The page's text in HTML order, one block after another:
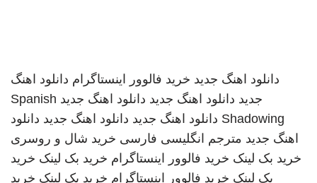
دانلود اهنگ جدید خرید فالوور اینستاگرام دانلود اهنگ
جدید دانلود اهنگ جدید دانلود اهنگ جدید Spanish
Shadowing دانلود اهنگ جدید دانلود اهنگ جدید دانلود
اهنگ جدید مترجم انگلیسی فارسی خرید شال و روسری
خرید بک لینک خرید فالوور اینستاگرام خرید بک لینک خرید
بک لینک خرید فالوور اینستاگرام خرید بک لینک خرید